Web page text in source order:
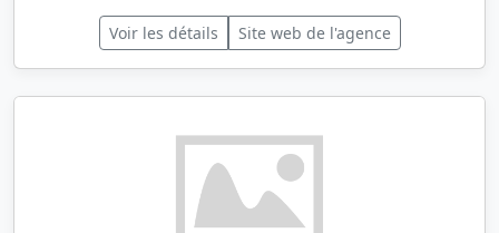
Voir les détails Site web de l'agence